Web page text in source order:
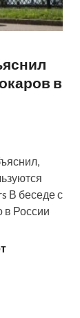
в
В беседе с
в России